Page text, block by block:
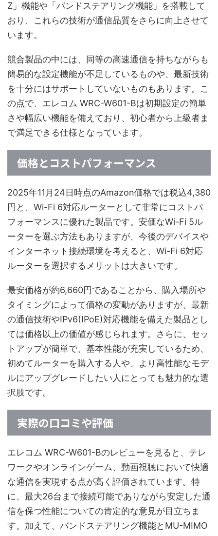
Z」機能や「バンドステアリング機能」を搭載して
おり、これらの技術が通信品質をさらに向上させて
います。
競合製品の中には、同等の高速通信を持ちながらも
簡易的な設定機能が不足しているものや、最新技術
を十分にはサポートしていないものもあります。こ
の点で、エレコム WRC-W601-Bは初期設定の簡単
さや幅広い機能を備えており、初心者から上級者ま
で満足できる仕様となっています。
価格とコストパフォーマンス
2025年11月24日時点のAmazon価格では税込4,380
円と、Wi-Fi 6対応ルーターとして非常にコストパ
フォーマンスに優れた製品です。安価なWi-Fi 5ル
ーターを選ぶ方法もありますが、今後のデバイスや
インターネット接続環境を考えると、Wi-Fi 6対応
ルーターを選択するメリットは大きいです。
最安価格が約6,660円であることから、購入場所や
タイミングによって価格の変動がありますが、最新
の通信技術やIPv6(IPoE)対応機能を備えた製品とし
ては価格以上の価値が感じられます。さらに、セッ
トアップが簡単で、基本性能が充実しているため、
初めてルーターを購入する人や、より高性能なモデ
ルにアップグレードしたい人にとっても魅力的な選
択肢です。
実際の口コミや評価
エレコム WRC-W601-Bのレビューを見ると、テレ
ワークやオンラインゲーム、動画視聴において快適
な通信を実現する点が高く評価されています。特
に、最大26台まで接続可能でありながら安定した通
信を保つ性能についての肯定的な意見が目立ちま
す。加えて、バンドステアリング機能とMU-MIMO